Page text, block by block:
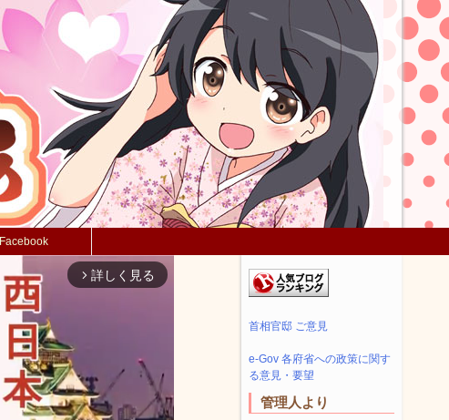
Facebook
arrow_forward_ios 詳しく見る
首相官邸 ご意見
e-Gov 各府省への政策に関す
る意見・要望
管理人より